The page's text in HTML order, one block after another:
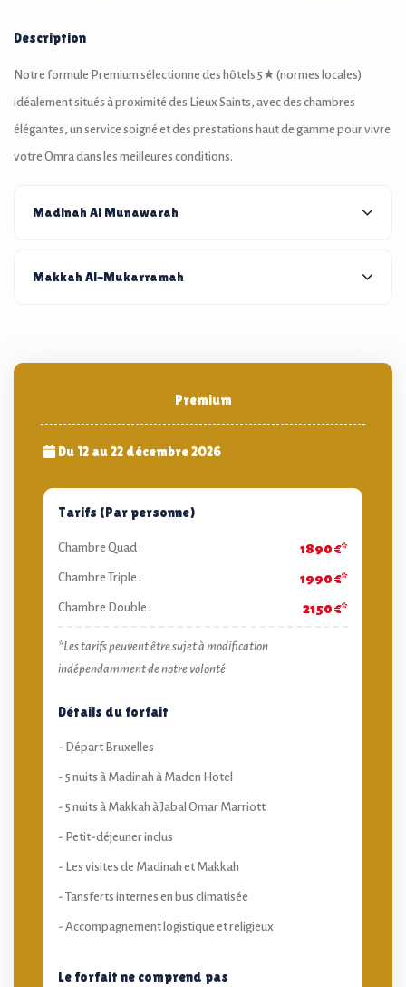
Description
Notre formule Premium sélectionne des hôtels 5★ (normes locales)
idéalement situés à proximité des Lieux Saints, avec des chambres
élégantes, un service soigné et des prestations haut de gamme pour vivre
votre Omra dans les meilleures conditions.
Madinah Al Munawarah
Makkah Al-Mukarramah
Premium
Du 12 au 22 décembre 2026
Tarifs (Par personne)
Chambre Quad : 1890 €*
Chambre Triple : 1990 €*
Chambre Double : 2150 €*
*Les tarifs peuvent être sujet à modification
indépendamment de notre volonté
Détails du forfait
- Départ Bruxelles
- 5 nuits à Madinah à Maden Hotel
- 5 nuits à Makkah à Jabal Omar Marriott
- Petit-déjeuner inclus
- Les visites de Madinah et Makkah
- Tansferts internes en bus climatisée
- Accompagnement logistique et religieux
Le forfait ne comprend pas